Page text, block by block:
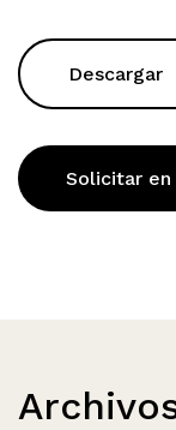
Descargar
Solicitar